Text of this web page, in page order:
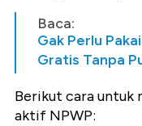
Baca:
Gak Perlu
Gratis Tanpa
Berikut cara untuk
aktif NPWP: